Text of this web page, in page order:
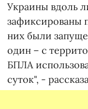
Украины вдоль
зафиксированы
них были
один – с
БПЛА
суток", -